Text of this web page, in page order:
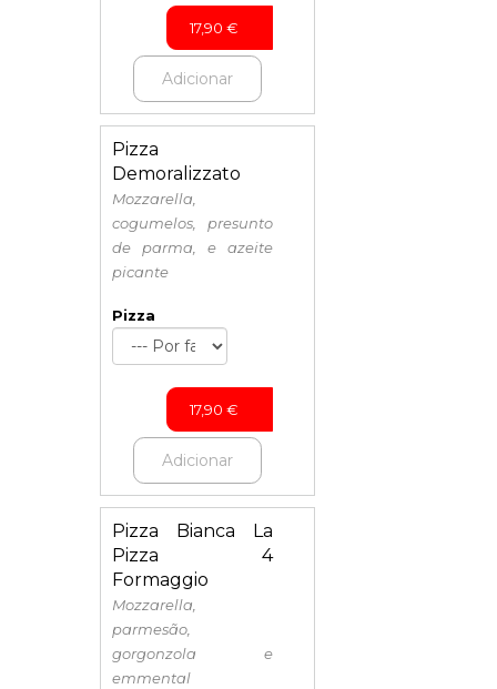
17,90 €
Adicionar
Pizza
Demoralizzato
Mozzarella,
cogumelos, presunto
de parma, e azeite
picante
Pizza
17,90 €
Adicionar
Pizza Bianca La
Pizza 4
Formaggio
Mozzarella,
parmesão,
gorgonzola e
emmental